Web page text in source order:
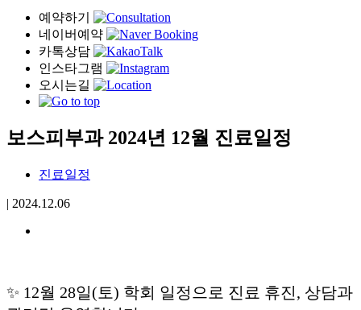
보스피부과 2024년 12월 진료일정
진료일정
| 2024.12.06
✨ 12월 28일(토) 학회 일정으로 진료 휴진, 상담과